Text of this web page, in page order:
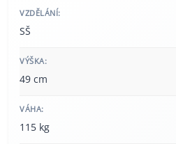
VZDĚLÁNÍ:
SŠ
VÝŠKA:
49 cm
VÁHA:
115 kg